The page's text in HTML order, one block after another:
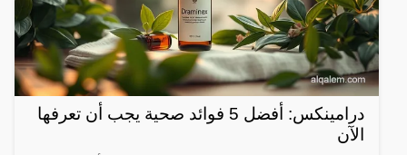
درامينكس: أفضل 5 فوائد صحية يجب أن تعرفها
الآن